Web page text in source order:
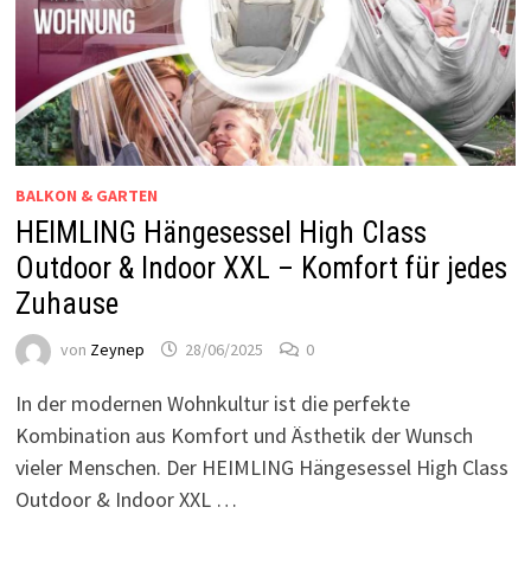
BALKON & GARTEN
HEIMLING Hängesessel High Class
Outdoor & Indoor XXL – Komfort für jedes
Zuhause
von Zeynep 28/06/2025 0
In der modernen Wohnkultur ist die perfekte
Kombination aus Komfort und Ästhetik der Wunsch
vieler Menschen. Der HEIMLING Hängesessel High Class
Outdoor & Indoor XXL …